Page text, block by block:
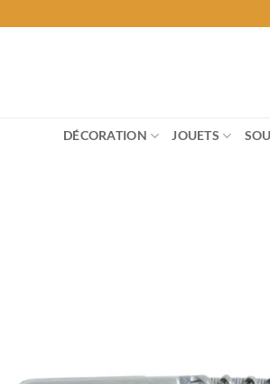
DÉCORATION JOUETS